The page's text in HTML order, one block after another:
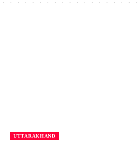
UTTARAKHAND